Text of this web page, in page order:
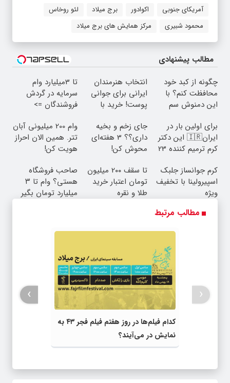
آمریکای جنوبی اکوادور برج میلاد
لئو روخاس
محمود شبیری
مرکز همایش های برج میلاد
مطالب پیشنهادی
چگونه از کبد خود
محافظت کنم؟ با
این دمنوش سم
انتخاب هنرمندان
ایرانی برای جوانی
پوست! خرید با
تا 3میلیارد وام
سرمایه در گردش
فروشندگان =>
کن
برای اولین بار در
ایران🇮🇷 این دکتر
کرم ترمیم کننده 23
جای زخم و بخیه
داری؟؟ 3 هفته‌ای
محوش کن!
وام 200 میلیونی آبان
تتر. همین الان احراز
هویت کن!
کرم جوانساز جلبک
اسپیرولینا با تخفیف
ویژه
تا سقف 2۰۰ میلیون
تومان اعتبار خرید
طلا و نقره
صاحب فروشگاه
هستی؟ وام تا ۳
میلیارد تومان بگیر
مطالب مرتبط
کدام فیلم‌ها در روز هفتم فیلم فجر ۴۳ به
نمایش در می‌آیند؟
‹
›